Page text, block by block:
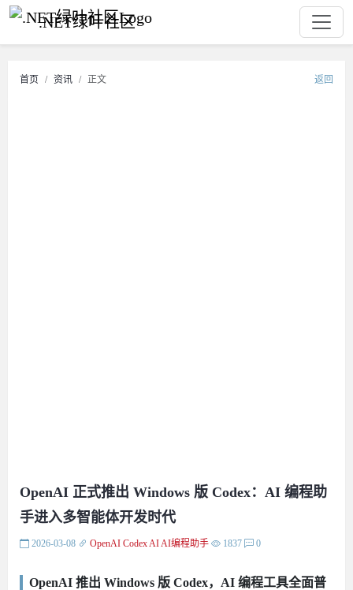
.NET绿叶社区
首页 资讯 正文 返回
OpenAI 正式推出 Windows 版 Codex：AI 编程助
手进入多智能体开发时代
2026-03-08 OpenAI CodexAIAI编程助手 1837 0
OpenAI 推出 Windows 版 Codex，AI 编程工具全面普